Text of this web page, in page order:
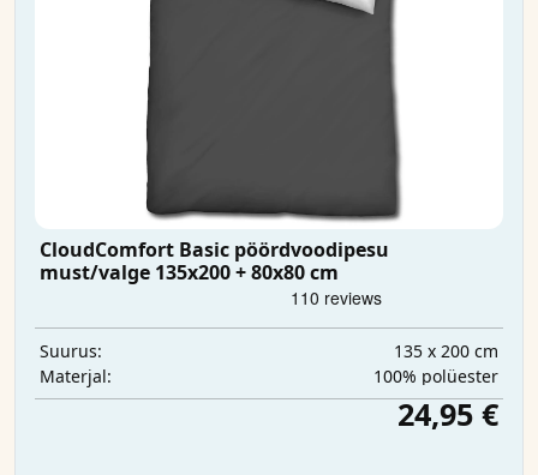
CloudComfort Basic pöördvoodipesu
must/valge 135x200 + 80x80 cm
Suurus:
135 x 200 cm
Materjal:
100% polüester
24,95 €